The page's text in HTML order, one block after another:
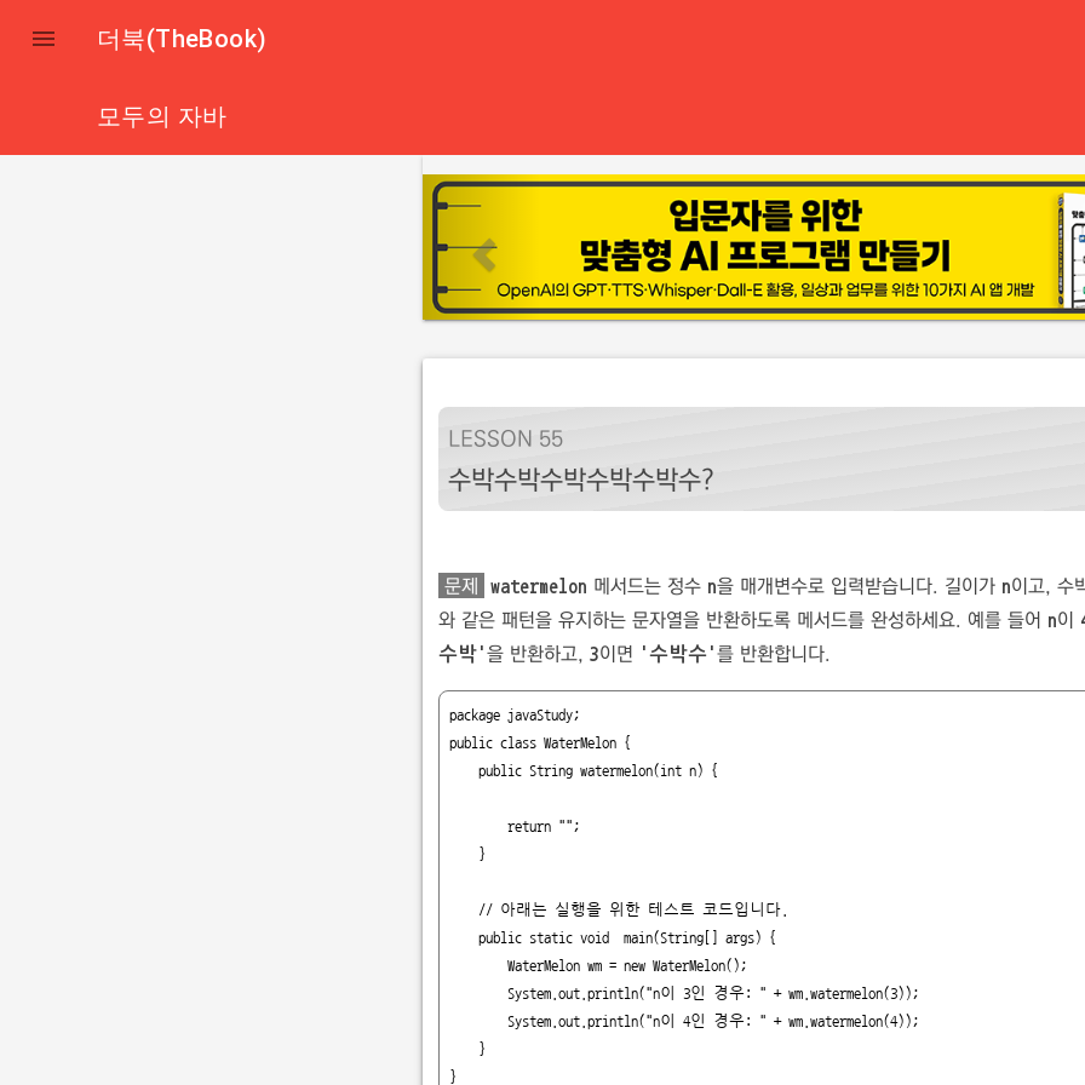
 더북(TheBook)
모두의 자바
p
e
v
i
o
s
LESSON 55
수박수박수박수박수박수?
문제 watermelon 메서드는 정수 n을 매개변수로 입력받습니다. 길이가 n이고, 수
와 같은 패턴을 유지하는 문자열을 반환하도록 메서드를 완성하세요. 예를 들어 n이
수박'을 반환하고, 3이면 '수박수'를 반환합니다.
package javaStudy;
public class WaterMelon {
}